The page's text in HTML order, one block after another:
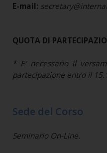
E-mail:
QUOTA DI
* E' necessario il
partecipazione entro il
Sede del Corso
Seminario On-Line.